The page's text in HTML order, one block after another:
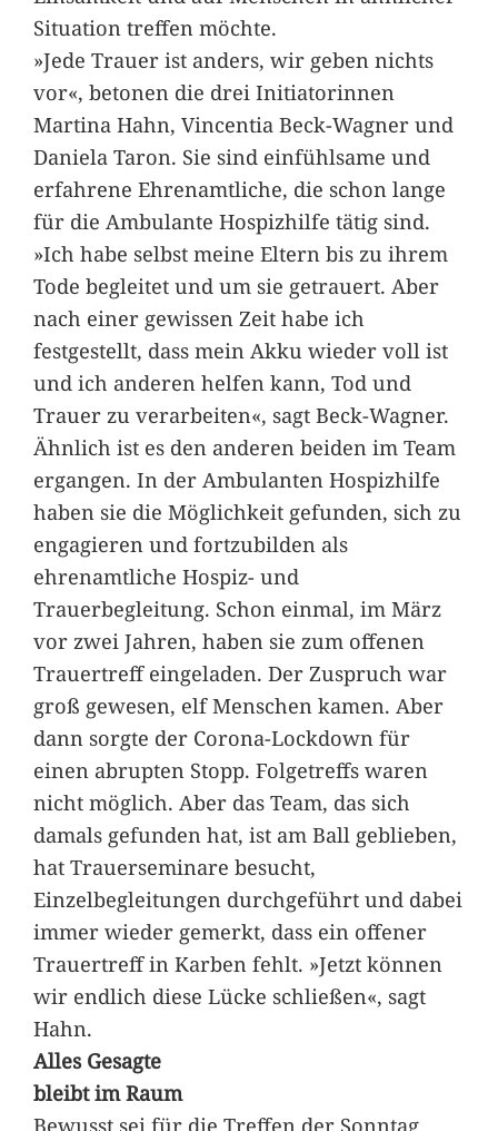
Situation treffen möchte.
»Jede Trauer ist anders, wir geben nichts
vor«, betonen die drei Initiatorinnen
Martina Hahn, Vincentia Beck-Wagner und
Daniela Taron. Sie sind einfühlsame und
erfahrene Ehrenamtliche, die schon lange
für die Ambulante Hospizhilfe tätig sind.
»Ich habe selbst meine Eltern bis zu ihrem
Tode begleitet und um sie getrauert. Aber
nach einer gewissen Zeit habe ich
festgestellt, dass mein Akku wieder voll ist
und ich anderen helfen kann, Tod und
Trauer zu verarbeiten«, sagt Beck-Wagner.
Ähnlich ist es den anderen beiden im Team
ergangen. In der Ambulanten Hospizhilfe
haben sie die Möglichkeit gefunden, sich zu
engagieren und fortzubilden als
ehrenamtliche Hospiz- und
Trauerbegleitung. Schon einmal, im März
vor zwei Jahren, haben sie zum offenen
Trauertreff eingeladen. Der Zuspruch war
groß gewesen, elf Menschen kamen. Aber
dann sorgte der Corona-Lockdown für
einen abrupten Stopp. Folgetreffs waren
nicht möglich. Aber das Team, das sich
damals gefunden hat, ist am Ball geblieben,
hat Trauerseminare besucht,
Einzelbegleitungen durchgeführt und dabei
immer wieder gemerkt, dass ein offener
Trauertreff in Karben fehlt. »Jetzt können
wir endlich diese Lücke schließen«, sagt
Hahn.
Alles Gesagte
bleibt im Raum
Bewusst sei für die Treffen der Sonntag